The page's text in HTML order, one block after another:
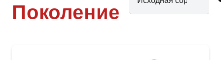
Поколение